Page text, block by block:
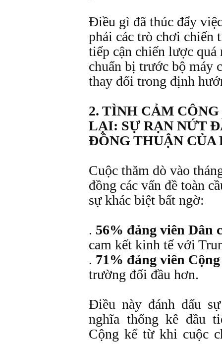
Điều gì đã thúc đẩy
phải các trò chơi chiến
tiếp cận chiến lược
chuẩn bị trước bộ máy
thay đổi trong định
2. TÌNH CẢM CÔNG
LẠI: SỰ RẠN NỨT
ĐỒNG THUẬN CỦA
Cuộc thăm dò vào
đồng các vấn đề toàn
sự khác biệt bất ngờ:
. 56% đảng viên Dân
cam kết kinh tế với
. 71% đảng viên
trường đối đầu hơn.
Điều này đánh dấu
nghĩa thống kê đầu
Cộng kể từ khi cuộc